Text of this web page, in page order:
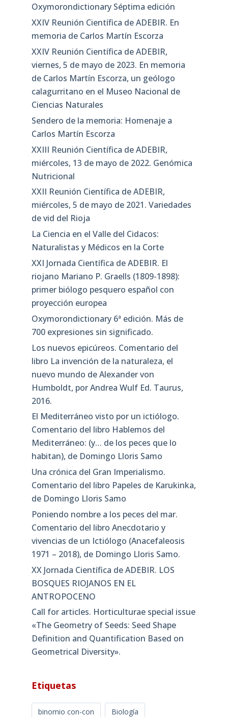
Oxymorondictionary Séptima edición
XXIV Reunión Científica de ADEBIR. En
memoria de Carlos Martín Escorza
XXIV Reunión Científica de ADEBIR,
viernes, 5 de mayo de 2023. En memoria
de Carlos Martín Escorza, un geólogo
calagurritano en el Museo Nacional de
Ciencias Naturales
Sendero de la memoria: Homenaje a
Carlos Martín Escorza
XXIII Reunión Científica de ADEBIR,
miércoles, 13 de mayo de 2022. Genómica
Nutricional
XXII Reunión Científica de ADEBIR,
miércoles, 5 de mayo de 2021. Variedades
de vid del Rioja
La Ciencia en el Valle del Cidacos:
Naturalistas y Médicos en la Corte
XXI Jornada Científica de ADEBIR. El
riojano Mariano P. Graells (1809-1898):
primer biólogo pesquero español con
proyección europea
Oxymorondictionary 6ª edición. Más de
700 expresiones sin significado.
Los nuevos epicúreos. Comentario del
libro La invención de la naturaleza, el
nuevo mundo de Alexander von
Humboldt, por Andrea Wulf Ed. Taurus,
2016.
El Mediterráneo visto por un ictiólogo.
Comentario del libro Hablemos del
Mediterráneo: (y… de los peces que lo
habitan), de Domingo Lloris Samo
Una crónica del Gran Imperialismo.
Comentario del libro Papeles de Karukinka,
de Domingo Lloris Samo
Poniendo nombre a los peces del mar.
Comentario del libro Anecdotario y
vivencias de un Ictiólogo (Anacefaleosis
1971 – 2018), de Domingo Lloris Samo.
XX Jornada Científica de ADEBIR. LOS
BOSQUES RIOJANOS EN EL
ANTROPOCENO
Call for articles. Horticulturae special issue
«The Geometry of Seeds: Seed Shape
Definition and Quantification Based on
Geometrical Diversity»​.
Etiquetas
binomio con-con Biología